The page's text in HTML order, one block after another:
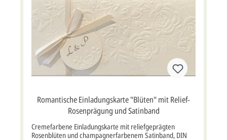
Romantische Einladungskarte "Blüten" mit Relief-
Rosenprägung und Satinband
Cremefarbene Einladungskarte mit reliefgeprägten
Rosenblüten und champagnerfarbenem Satinband, DIN